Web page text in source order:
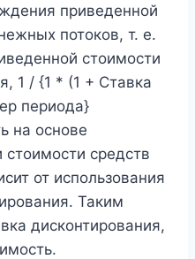
приведенной
потоков, т. е.
стоимости
1 / {1 * (1 + Ставка
периода}
на основе
стоимости средств
от использования
Таким
дисконтирования,